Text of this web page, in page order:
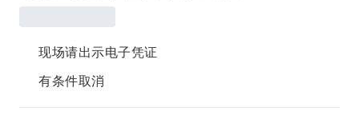
现场请出示电子凭证
有条件取消